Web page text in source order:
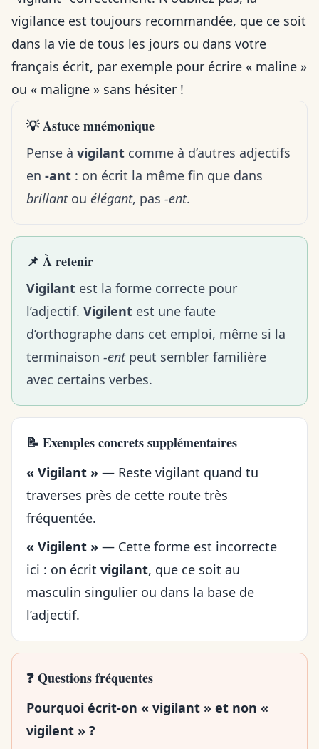
vigilance est toujours recommandée, que ce soit
dans la vie de tous les jours ou dans votre
français écrit, par exemple pour écrire « maline »
ou « maligne » sans hésiter !
💡 Astuce mnémonique
Pense à vigilant comme à d’autres adjectifs
en -ant : on écrit la même fin que dans
brillantou élégant, pas -ent.
📌 À retenir
Vigilant est la forme correcte pour
l’adjectif. Vigilent est une faute
d’orthographe dans cet emploi, même si la
terminaison -entpeut sembler familière
avec certains verbes.
📝 Exemples concrets supplémentaires
« Vigilant » — Reste vigilant quand tu
traverses près de cette route très
fréquentée.
« Vigilent » — Cette forme est incorrecte
ici : on écrit vigilant, que ce soit au
masculin singulier ou dans la base de
l’adjectif.
❓ Questions fréquentes
Pourquoi écrit-on « vigilant » et non «
vigilent » ?